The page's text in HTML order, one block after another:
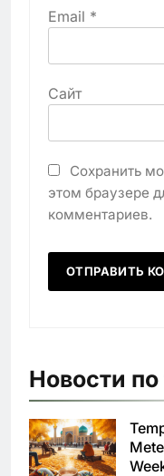
Email *
Сайт
Сохранить
этом браузере
комментариев.
Новости